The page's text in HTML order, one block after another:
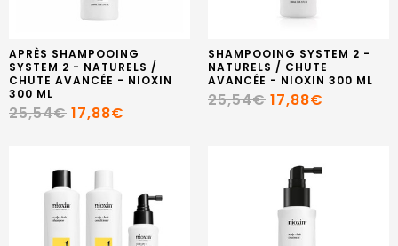
APRÈS SHAMPOOING
SYSTEM 2 - NATURELS /
CHUTE AVANCÉE - NIOXIN
300 ML
25,54€ 17,88€
SHAMPOOING SYSTEM 2 -
NATURELS / CHUTE
AVANCÉE - NIOXIN 300 ML
25,54€ 17,88€